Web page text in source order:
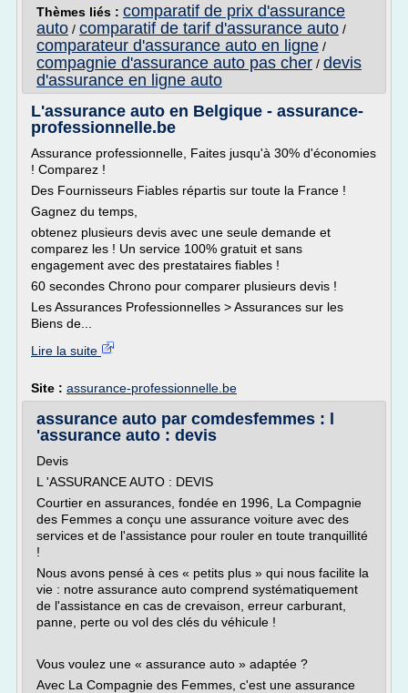
Thèmes liés : comparatif de prix d'assurance
auto / comparatif de tarif d'assurance auto /
comparateur d'assurance auto en ligne /
compagnie d'assurance auto pas cher / devis
d'assurance en ligne auto
L'assurance auto en Belgique - assurance-
professionnelle.be
Assurance professionnelle, Faites jusqu'à 30% d'économies
! Comparez !
Des Fournisseurs Fiables répartis sur toute la France !
Gagnez du temps,
obtenez plusieurs devis avec une seule demande et
comparez les ! Un service 100% gratuit et sans
engagement avec des prestataires fiables !
60 secondes Chrono pour comparer plusieurs devis !
Les Assurances Professionnelles > Assurances sur les
Biens de...
Lire la suite
Site : assurance-professionnelle.be
assurance auto par comdesfemmes : l
'assurance auto : devis
Devis
L 'ASSURANCE AUTO : DEVIS
Courtier en assurances, fondée en 1996, La Compagnie
des Femmes a conçu une assurance voiture avec des
services et de l'assistance pour rouler en toute tranquillité
!
Nous avons pensé à ces « petits plus » qui nous facilite la
vie : notre assurance auto comprend systématiquement
de l'assistance en cas de crevaison, erreur carburant,
panne, perte ou vol des clés du véhicule !
Vous voulez une « assurance auto » adaptée ?
Avec La Compagnie des Femmes, c'est une assurance